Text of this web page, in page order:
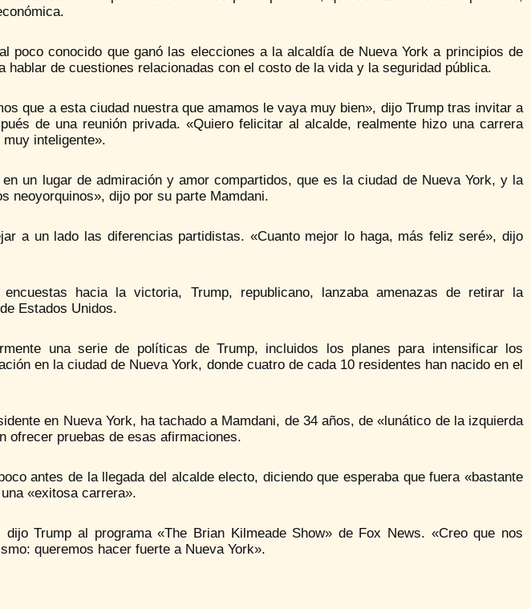
poco conocido que ganó las elecciones a la alcaldía de Nueva York a principios de
hablar de cuestiones relacionadas con el costo de la vida y la seguridad pública.
que a esta ciudad nuestra que amamos le vaya muy bien», dijo Trump tras invitar a
de una reunión privada. «Quiero felicitar al alcalde, realmente hizo una carrera
inteligente».
un lugar de admiración y amor compartidos, que es la ciudad de Nueva York, y la
neoyorquinos», dijo por su parte Mamdani.
a un lado las diferencias partidistas. «Cuanto mejor lo haga, más feliz seré», dijo
hacia la victoria, Trump, republicano, lanzaba amenazas de retirar la
Estados Unidos.
una serie de políticas de Trump, incluidos los planes para intensificar los
en la ciudad de Nueva York, donde cuatro de cada 10 residentes han nacido en el
en Nueva York, ha tachado a Mamdani, de 34 años, de «lunático de la izquierda
ofrecer pruebas de esas afirmaciones.
antes de la llegada del alcalde electo, diciendo que esperaba que fuera «bastante
«exitosa carrera».
Trump al programa «The Brian Kilmeade Show» de Fox News. «Creo que nos
queremos hacer fuerte a Nueva York».